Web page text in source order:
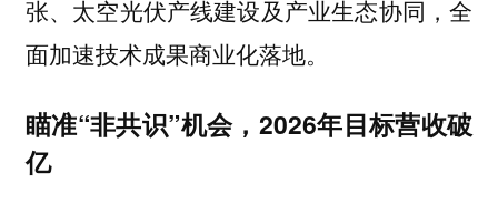
张、太空光伏产线建设及产业生态协同，全
面加速技术成果商业化落地。
瞄准“非共识”机会，2026年目标营收破
亿